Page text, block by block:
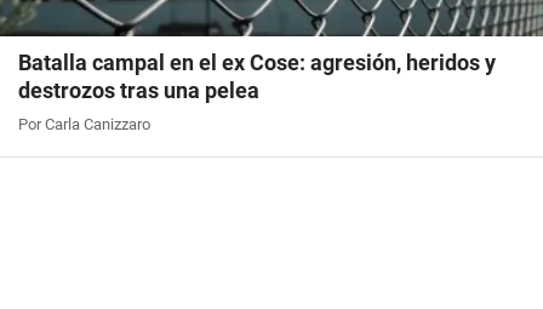
Batalla campal en el ex Cose: agresión, heridos y
destrozos tras una pelea
Por Carla Canizzaro